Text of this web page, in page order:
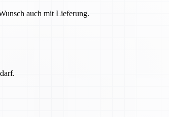
auch mit Lieferung.